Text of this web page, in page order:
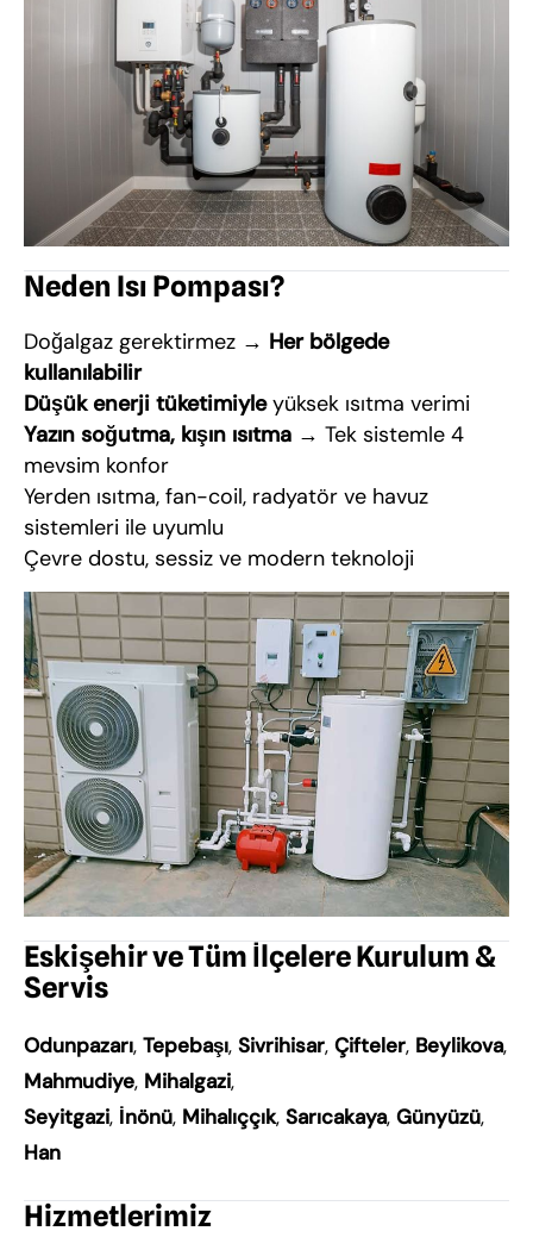
Neden Isı Pompası?
Doğalgaz gerektirmez → Her bölgede
kullanılabilir
Düşük enerji tüketimiyleyüksek ısıtma verimi
Yazın soğutma, kışın ısıtma → Tek sistemle 4
mevsim konfor
Yerden ısıtma, fan-coil, radyatör ve havuz
sistemleri ile uyumlu
Çevre dostu, sessiz ve modern teknoloji
Eskişehir ve Tüm İlçelere Kurulum &
Servis
Odunpazarı, Tepebaşı, Sivrihisar, Çifteler, Beylikova,
Mahmudiye, Mihalgazi,
Seyitgazi, İnönü, Mihalıççık, Sarıcakaya, Günyüzü,
Han
Hizmetlerimiz